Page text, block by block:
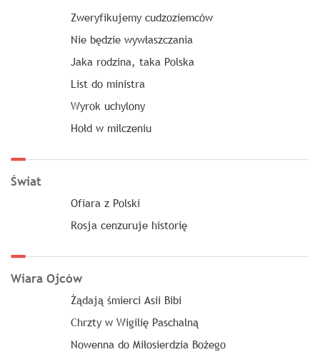
Zweryfikujemy cudzoziemców
Nie będzie wywłaszczania
Jaka rodzina, taka Polska
List do ministra
Wyrok uchylony
Hołd w milczeniu
Świat
Ofiara z Polski
Rosja cenzuruje historię
Wiara Ojców
Żądają śmierci Asii Bibi
Chrzty w Wigilię Paschalną
Nowenna do Miłosierdzia Bożego